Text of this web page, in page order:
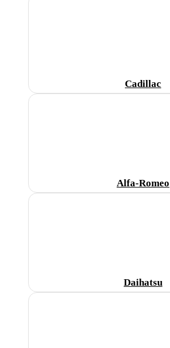
Cadillac
Alfa-Romeo
Daihatsu